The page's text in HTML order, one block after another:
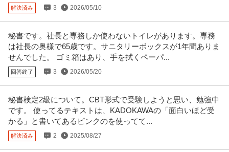
年収579万円〜1,002万円
株式会社レオパレス21 【中野】現場品質検査（アパート）◆シニア活躍中｜
提供：doda
この条件の求人をもっと見る
解決済み 3 2026/05/10
秘書です。社長と専務しか使わないトイレがあります。専務
は社長の奥様で65歳です。サニタリーボックスが1年間ありま
せんでした。 ゴミ箱はあり、手を拭くペーパ...
回答終了 3 2026/05/20
秘書検定2級について。CBT形式で受験しようと思い、勉強中
です。 使ってるテキストは、KADOKAWAの「面白いほど受
かる」と書いてあるピンクのを使ってて...
解決済み 2 2025/08/27